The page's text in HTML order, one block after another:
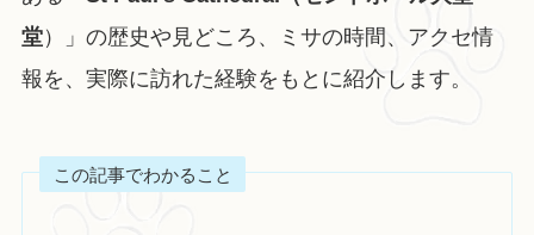
堂）」の歴史や見どころ、ミサの時間、アクセ情
報を、実際に訪れた経験をもとに紹介します。
この記事でわかること